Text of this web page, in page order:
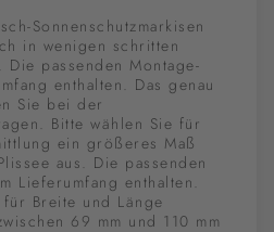
Sonnenschutzmarkisen
in wenigen schritten
passenden Montage-
enthalten. Das genau
Sie bei der
Bitte wählen Sie für
ein größeres Maß
aus. Die passenden
Lieferumfang enthalten.
Breite und Länge
69 mm und 110 mm